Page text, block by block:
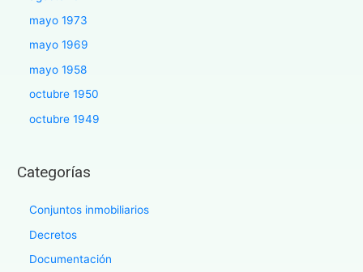
mayo 1973
mayo 1969
mayo 1958
octubre 1950
octubre 1949
Categorías
Conjuntos inmobiliarios
Decretos
Documentación